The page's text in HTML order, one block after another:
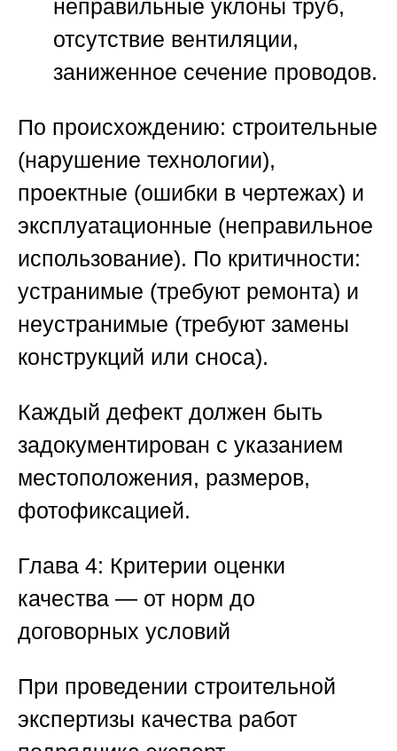
неправильные уклоны труб,
отсутствие вентиляции,
заниженное сечение проводов.
По происхождению: строительные
(нарушение технологии),
проектные (ошибки в чертежах) и
эксплуатационные (неправильное
использование). По критичности:
устранимые (требуют ремонта) и
неустранимые (требуют замены
конструкций или сноса).
Каждый дефект должен быть
задокументирован с указанием
местоположения, размеров,
фотофиксацией.
Глава 4: Критерии оценки
качества — от норм до
договорных условий
При проведении строительной
экспертизы качества работ